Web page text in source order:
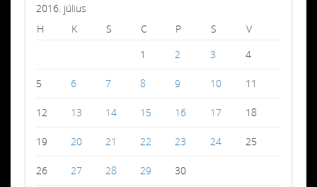
2016. július
H
K S C P S
V
1
2 3 4
5 6 7 8 9 10 11
12 13 14 15 16 17 18
19 20 21 22 23 24 25
26 27 28 29 30